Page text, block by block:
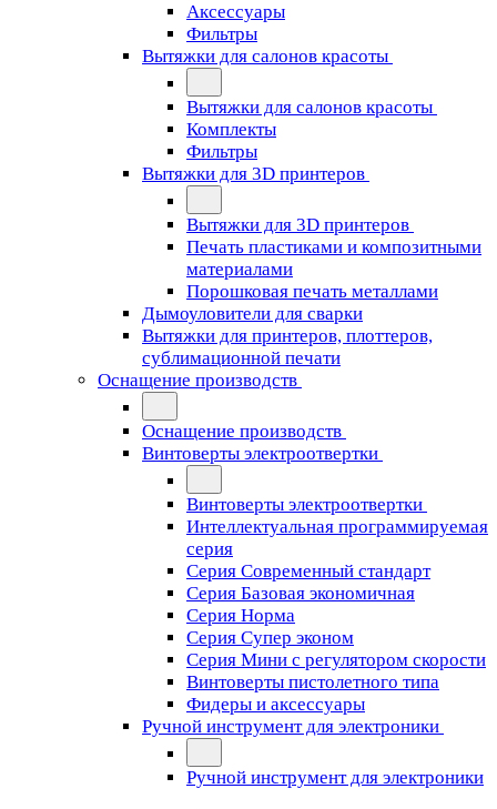
Аксессуары
Фильтры
Вытяжки для салонов красоты
Вытяжки для салонов красоты
Комплекты
Фильтры
Вытяжки для 3D принтеров
Вытяжки для 3D принтеров
Печать пластиками и композитными
материалами
Порошковая печать металлами
Дымоуловители для сварки
Вытяжки для принтеров, плоттеров,
сублимационной печати
Оснащение производств
Оснащение производств
Винтоверты электроотвертки
Винтоверты электроотвертки
Интеллектуальная программируемая
серия
Серия Современный стандарт
Серия Базовая экономичная
Серия Норма
Серия Cупер эконом
Серия Мини с регулятором скорости
Винтоверты пистолетного типа
Фидеры и аксессуары
Ручной инструмент для электроники
Ручной инструмент для электроники